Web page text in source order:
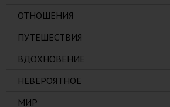
ОТНОШЕНИЯ
ПУТЕШЕСТВИЯ
ВДОХНОВЕНИЕ
НЕВЕРОЯТНОЕ
МИР